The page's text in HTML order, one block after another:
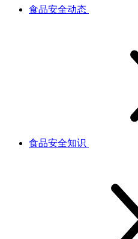
食品安全动态
食品安全知识